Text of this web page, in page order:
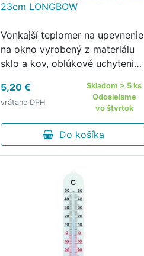
23cm LONGBOW
Vonkajší teplomer na upevnenie
na okno vyrobený z materiálu
sklo a kov, oblúkové uchytenie,
5,20 €
vrátane DPH
Skladom > 5 ks
Odosielame
vo štvrtok
Do košíka